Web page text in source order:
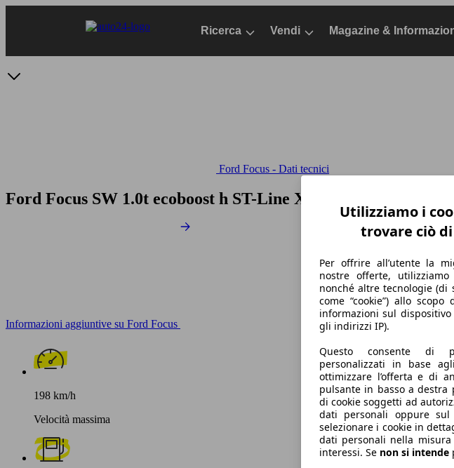
Ricerca Vendi Magazine &
Ford Focus - Dati tecnici
Ford Focus SW 1.0t ecoboost h ST-Line X 125cv 2022 SW,
Informazioni aggiuntive su Ford Focus
198 km/h
Velocità massima
Utilizziamo i
trovare ciò
Per offrire all’utente la
nostre offerte,
nonché altre tecnologie
come “cookie”) allo
informazioni sul
gli indirizzi IP).
Questo consente di
personalizzati in base
ottimizzare l’offerta e di
pulsante in basso a destra
di cookie soggetti ad
dati personali oppure
selezionare i cookie in
dati personali nella
interessi. Se non si intende